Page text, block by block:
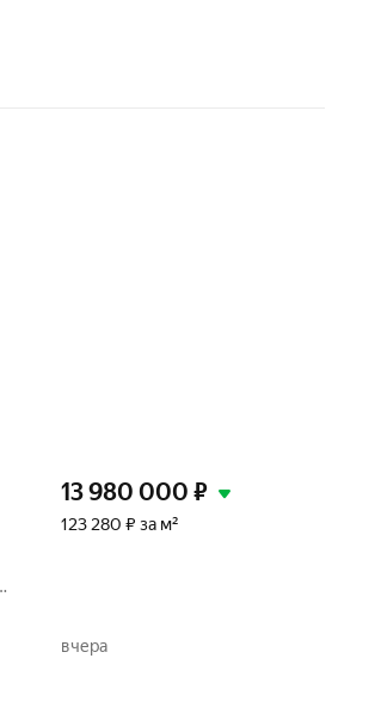
13 980 000 ₽
123 280 ₽ за м²
вчера